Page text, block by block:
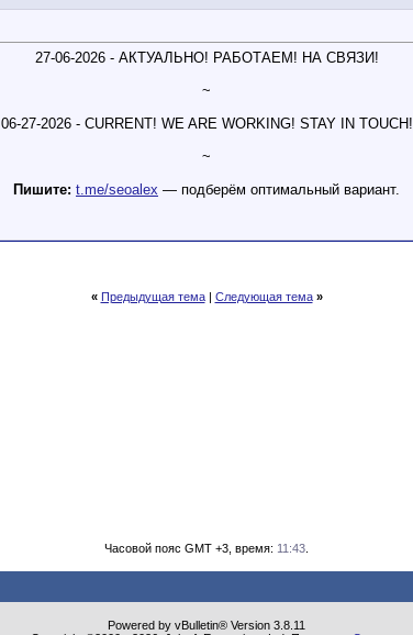
27-06-2026 - АКТУАЛЬНО! РАБОТАЕМ! НА СВЯЗИ!
~
06-27-2026 - CURRENT! WE ARE WORKING! STAY IN TOUCH!
~
Пишите: t.me/seoalex — подберём оптимальный вариант.
« Предыдущая тема| Следующая тема »
Часовой пояс GMT +3, время: 11:43
Powered by vBulletin® Version 3.8.11